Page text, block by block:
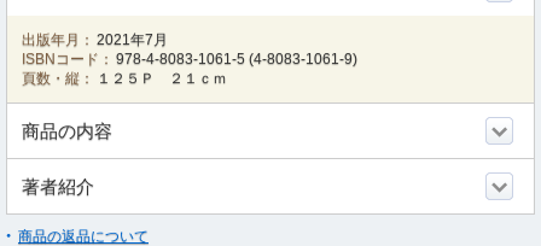
出版年月： 2021年7月
ISBNコード： 978-4-8083-1061-5 (4-8083-1061-9)
頁数・縦：
１２５Ｐ ２１ｃｍ
商品の内容
著者紹介
商品の返品について